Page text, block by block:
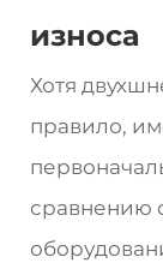
износа
Хотя
правило,
сравнению